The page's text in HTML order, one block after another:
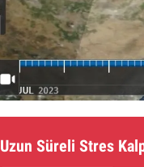
Uzun Süreli Stres